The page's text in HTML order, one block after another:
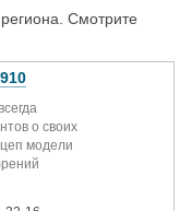
Смотрите
о своих
модели
Модель